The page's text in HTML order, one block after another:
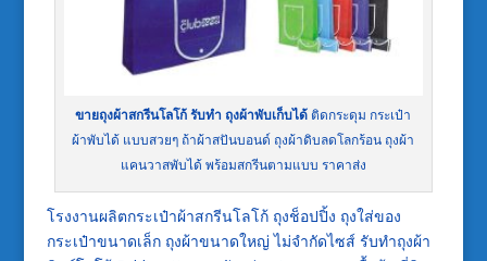
ขายถุงผ้าสกรีนโลโก้ รับทำ ถุงผ้าพับเก็บได้ติดกระดุม กระเป๋า
ผ้าพับได้ แบบสวยๆ ถ้าผ้าสปันบอนด์ ถุงผ้าดิบลดโลกร้อน ถุงผ้า
แคนวาสพับได้ พร้อมสกรีนตามแบบ ราคาส่ง
โรงงานผลิตกระเป๋าผ้าสกรีนโลโก้ ถุงช็อปปิ้ง ถุงใส่ของ
กระเป๋าขนาดเล็ก ถุงผ้าขนาดใหญ่ ไม่จำกัดไซส์ รับทำถุงผ้า